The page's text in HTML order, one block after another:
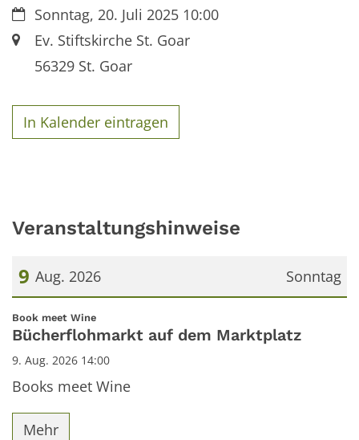
Datum:Sonntag, 20. Juli 2025 10:00
Ort:Ev. Stiftskirche St. Goar
56329St. Goar
In Kalender eintragen
Veranstaltungshinweise
Sonntag
9 Aug. 2026
Datum: 9. August 2026
Book meet Wine:
Bücherflohmarkt auf dem Marktplatz
9. Aug. 2026 14:00
Books meet Wine
Mehr